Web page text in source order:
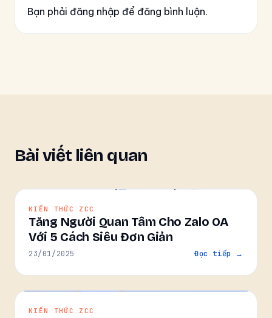
Bạn phải đăng nhập để đăng bình luận.
Bài viết liên quan
KIẾN THỨC ZCC
Tăng Người Quan Tâm Cho Zalo OA
Với 5 Cách Siêu Đơn Giản
23/01/2025 Đọc tiếp →
KIẾN THỨC ZCC